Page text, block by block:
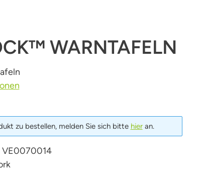
WARNTAFELN
zu bestellen, melden Sie sich bitte hieran.
VE0070014